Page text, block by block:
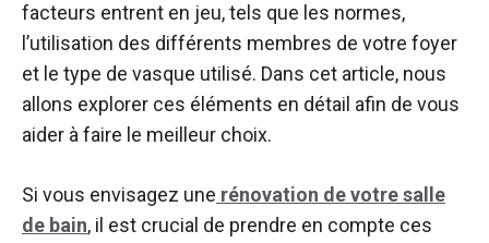
facteurs entrent en jeu, tels que les normes,
l’utilisation des différents membres de votre foyer
et le type de vasque utilisé. Dans cet article, nous
allons explorer ces éléments en détail afin de vous
aider à faire le meilleur choix.
Si vous envisagez une rénovation de votre salle
de bain, il est crucial de prendre en compte ces